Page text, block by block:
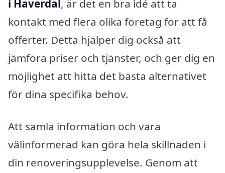
i Haverdal, är det en bra idé att ta
kontakt med flera olika företag för att få
offerter. Detta hjälper dig också att
jämföra priser och tjänster, och ger dig en
möjlighet att hitta det bästa alternativet
för dina specifika behov.
Att samla information och vara
välinformerad kan göra hela skillnaden i
din renoveringsupplevelse. Genom att